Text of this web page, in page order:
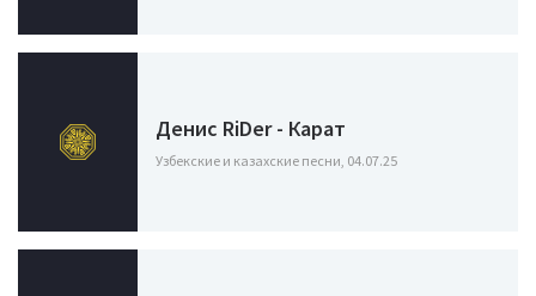
Денис RiDer - Карат
Узбекские и казахские песни, 04.07.25